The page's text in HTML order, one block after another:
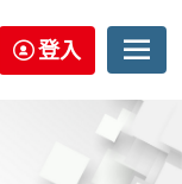
登入